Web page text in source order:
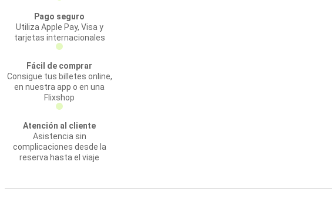
Pago seguro
Utiliza Apple Pay, Visa y
tarjetas internacionales
Fácil de comprar
Consigue tus billetes online,
en nuestra app o en una
Flixshop
Atención al cliente
Asistencia sin
complicaciones desde la
reserva hasta el viaje